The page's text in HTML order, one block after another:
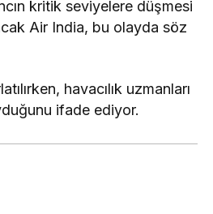
kritik seviyelere düşmesi
Air India, bu olayda söz
havacılık uzmanları
ifade ediyor.